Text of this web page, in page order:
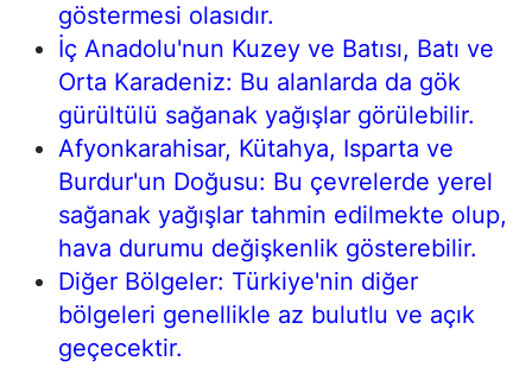
göstermesi olasıdır.
İç Anadolu'nun Kuzey ve Batısı, Batı ve
Orta Karadeniz: Bu alanlarda da gök
gürültülü sağanak yağışlar görülebilir.
Afyonkarahisar, Kütahya, Isparta ve
Burdur'un Doğusu: Bu çevrelerde yerel
sağanak yağışlar tahmin edilmekte olup,
hava durumu değişkenlik gösterebilir.
Diğer Bölgeler: Türkiye'nin diğer
bölgeleri genellikle az bulutlu ve açık
geçecektir.